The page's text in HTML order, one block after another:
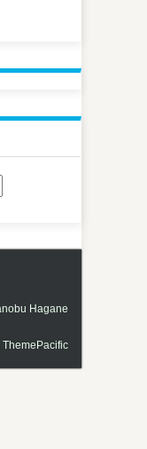
Hagane
ThemePacific